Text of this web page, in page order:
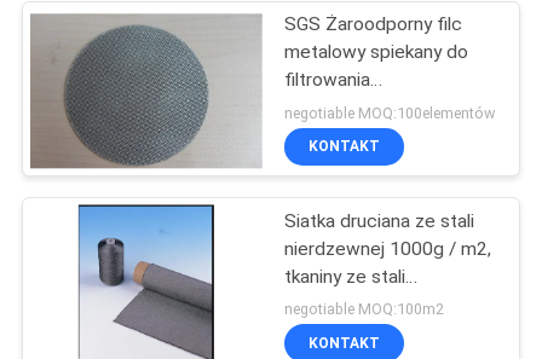
Filc spiekany z
włókna metalowego
54
SGS Żaroodporny filc
metalowy spiekany do
filtrowania
przemysłowego
negotiable MOQ:100elementów
KONTAKT
Siatka druciana ze stali
nierdzewnej 1000g / m2,
tkaniny ze stali
nierdzewnej o średnicy
8um
negotiable MOQ:100m2
KONTAKT